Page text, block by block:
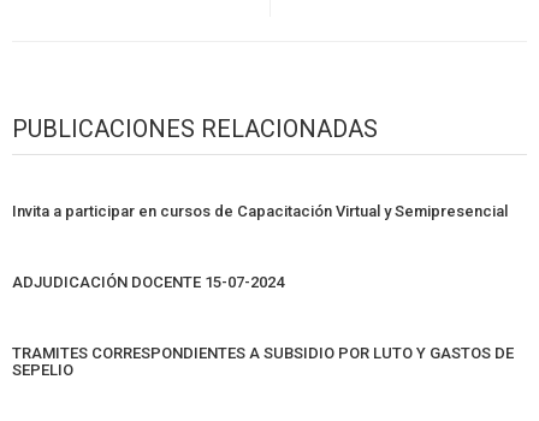
PUBLICACIONES RELACIONADAS
Invita a participar en cursos de Capacitación Virtual y Semipresencial
ADJUDICACIÓN DOCENTE 15-07-2024
TRAMITES CORRESPONDIENTES A SUBSIDIO POR LUTO Y GASTOS DE
SEPELIO